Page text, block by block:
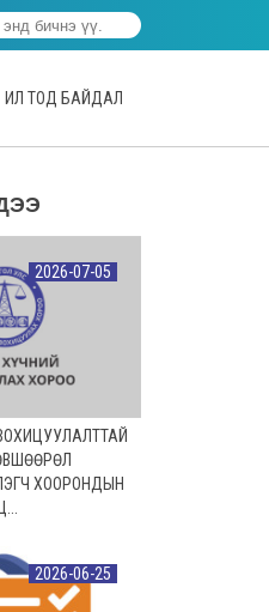
ИЛ ТОД БАЙДАЛ
2026-07-05
ХООРОНДЫН
2026-06-25